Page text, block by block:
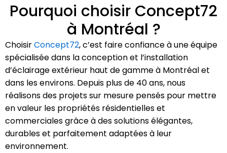
Pourquoi choisir Concept72
à Montréal ?
ChoisirConcept72, c’est faire confiance à une équipe
spécialisée dans la conception et l’installation
d’éclairage extérieur haut de gamme à Montréal et
dans les environs. Depuis plus de 40 ans, nous
réalisons des projets sur mesure pensés pour mettre
en valeur les propriétés résidentielles et
commerciales grâce à des solutions élégantes,
durables et parfaitement adaptées à leur
environnement.